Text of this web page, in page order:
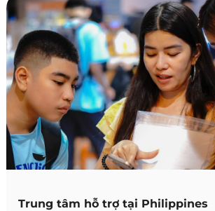
Trung tâm hỗ trợ tại Philippines